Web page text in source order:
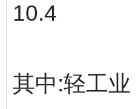
10.4
其中:轻工业